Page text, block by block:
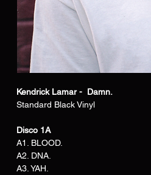
Kendrick Lamar - Damn.
Standard Black Vinyl
Disco 1A
A1. BLOOD.
A2. DNA.
A3. YAH.